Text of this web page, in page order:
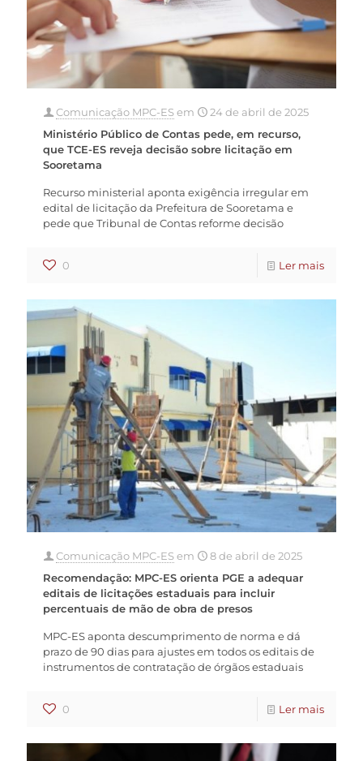
Comunicação MPC-ESem
24 de abril de 2025
Ministério Público de Contas pede, em recurso,
que TCE-ES reveja decisão sobre licitação em
Sooretama
Recurso ministerial aponta exigência irregular em
edital de licitação da Prefeitura de Sooretama e
pede que Tribunal de Contas reforme decisão
0 Ler mais
Comunicação MPC-ESem
8 de abril de 2025
Recomendação: MPC-ES orienta PGE a adequar
editais de licitações estaduais para incluir
percentuais de mão de obra de presos
MPC-ES aponta descumprimento de norma e dá
prazo de 90 dias para ajustes em todos os editais de
instrumentos de contratação de órgãos estaduais
0 Ler mais